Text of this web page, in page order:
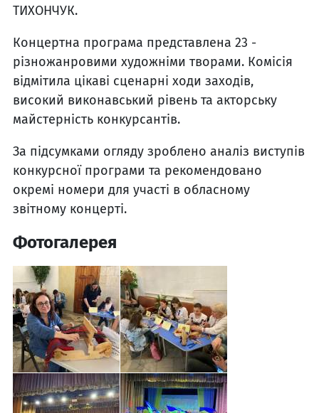
ТИХОНЧУК.
Концертна програма представлена 23 -
різножанровими художніми творами. Комісія
відмітила цікаві сценарні ходи заходів,
високий виконавський рівень та акторську
майстерність конкурсантів.
За підсумками огляду зроблено аналіз виступів
конкурсної програми та рекомендовано
окремі номери для участі в обласному
звітному концерті.
Фотогалерея